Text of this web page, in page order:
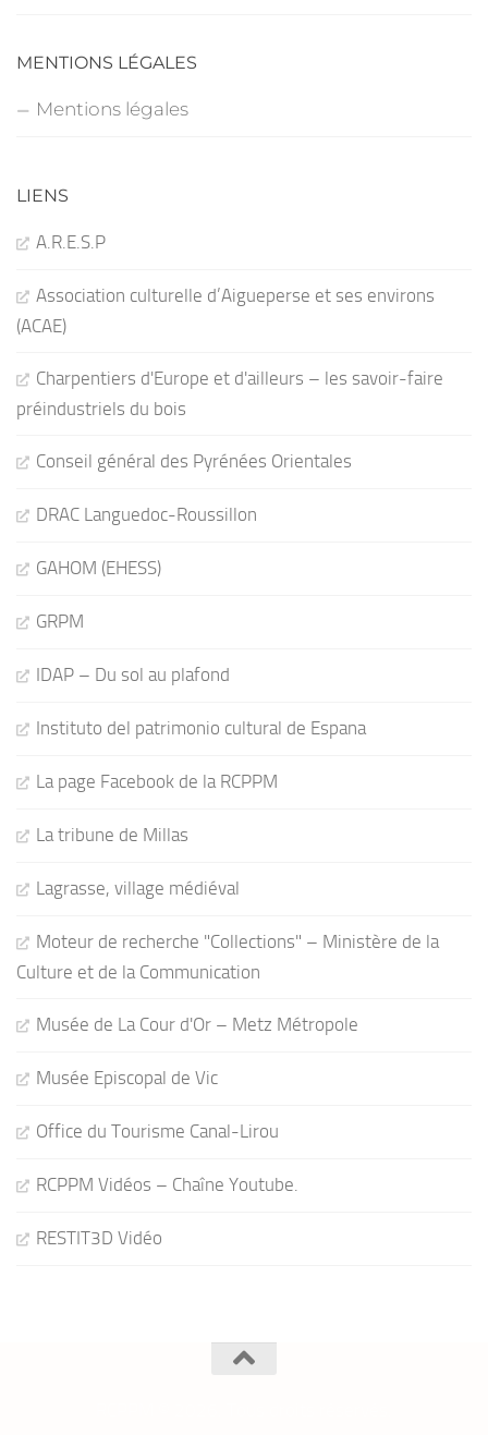
MENTIONS LÉGALES
Mentions légales
LIENS
A.R.E.S.P
Association culturelle d’Aigueperse et ses environs
(ACAE)
Charpentiers d'Europe et d'ailleurs – les savoir-faire
préindustriels du bois
Conseil général des Pyrénées Orientales
DRAC Languedoc-Roussillon
GAHOM (EHESS)
GRPM
IDAP – Du sol au plafond
Instituto del patrimonio cultural de Espana
La page Facebook de la RCPPM
La tribune de Millas
Lagrasse, village médiéval
Moteur de recherche "Collections" – Ministère de la
Culture et de la Communication
Musée de La Cour d'Or – Metz Métropole
Musée Episcopal de Vic
Office du Tourisme Canal-Lirou
RCPPM Vidéos – Chaîne Youtube.
RESTIT3D Vidéo